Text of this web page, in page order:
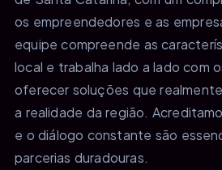
os empreendedores e as
equipe compreende as
local e trabalha lado a lado com
oferecer soluções que
a realidade da região.
e o diálogo constante são
parcerias duradouras.